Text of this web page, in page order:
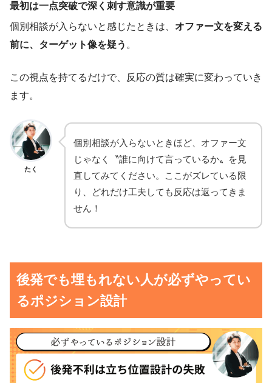
最初は一点突破で深く刺す意識が重要
個別相談が入らないと感じたときは、 オファー文を変える
前に、ターゲット像を疑う 。
この視点を持てるだけで、反応の質は確実に変わっていき
ます。
たく
個別相談が入らないときほど、オファー文
じゃなく〝誰に向けて言っているか〟を見
直してみてください。ここがズレている限
り、どれだけ工夫しても反応は返ってきま
せん！
後発でも埋もれない人が必ずやってい
るポジション設計